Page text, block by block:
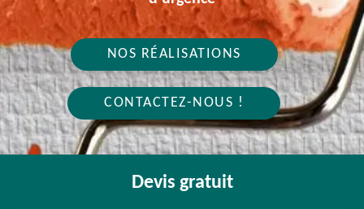
NOS RÉALISATIONS
CONTACTEZ-NOUS !
Devis gratuit